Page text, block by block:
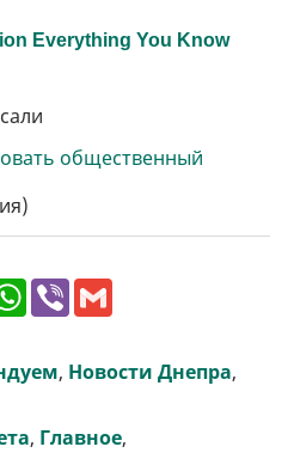
общественный
W
h
s
A
V
r l
, Новости Днепра,
, Главное,